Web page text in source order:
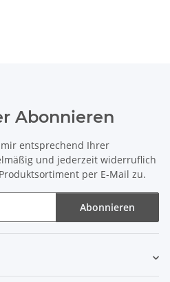
Abonnieren
entsprechend Ihrer
und jederzeit widerruflich
per E-Mail zu.
Abonnieren